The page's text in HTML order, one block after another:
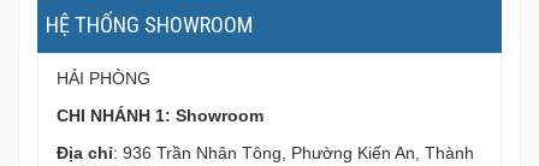
HỆ THỐNG SHOWROOM
HẢI PHÒNG
CHI NHÁNH 1: Showroom
Địa chỉ: 936 Trần Nhân Tông, Phường Kiến An, Thành